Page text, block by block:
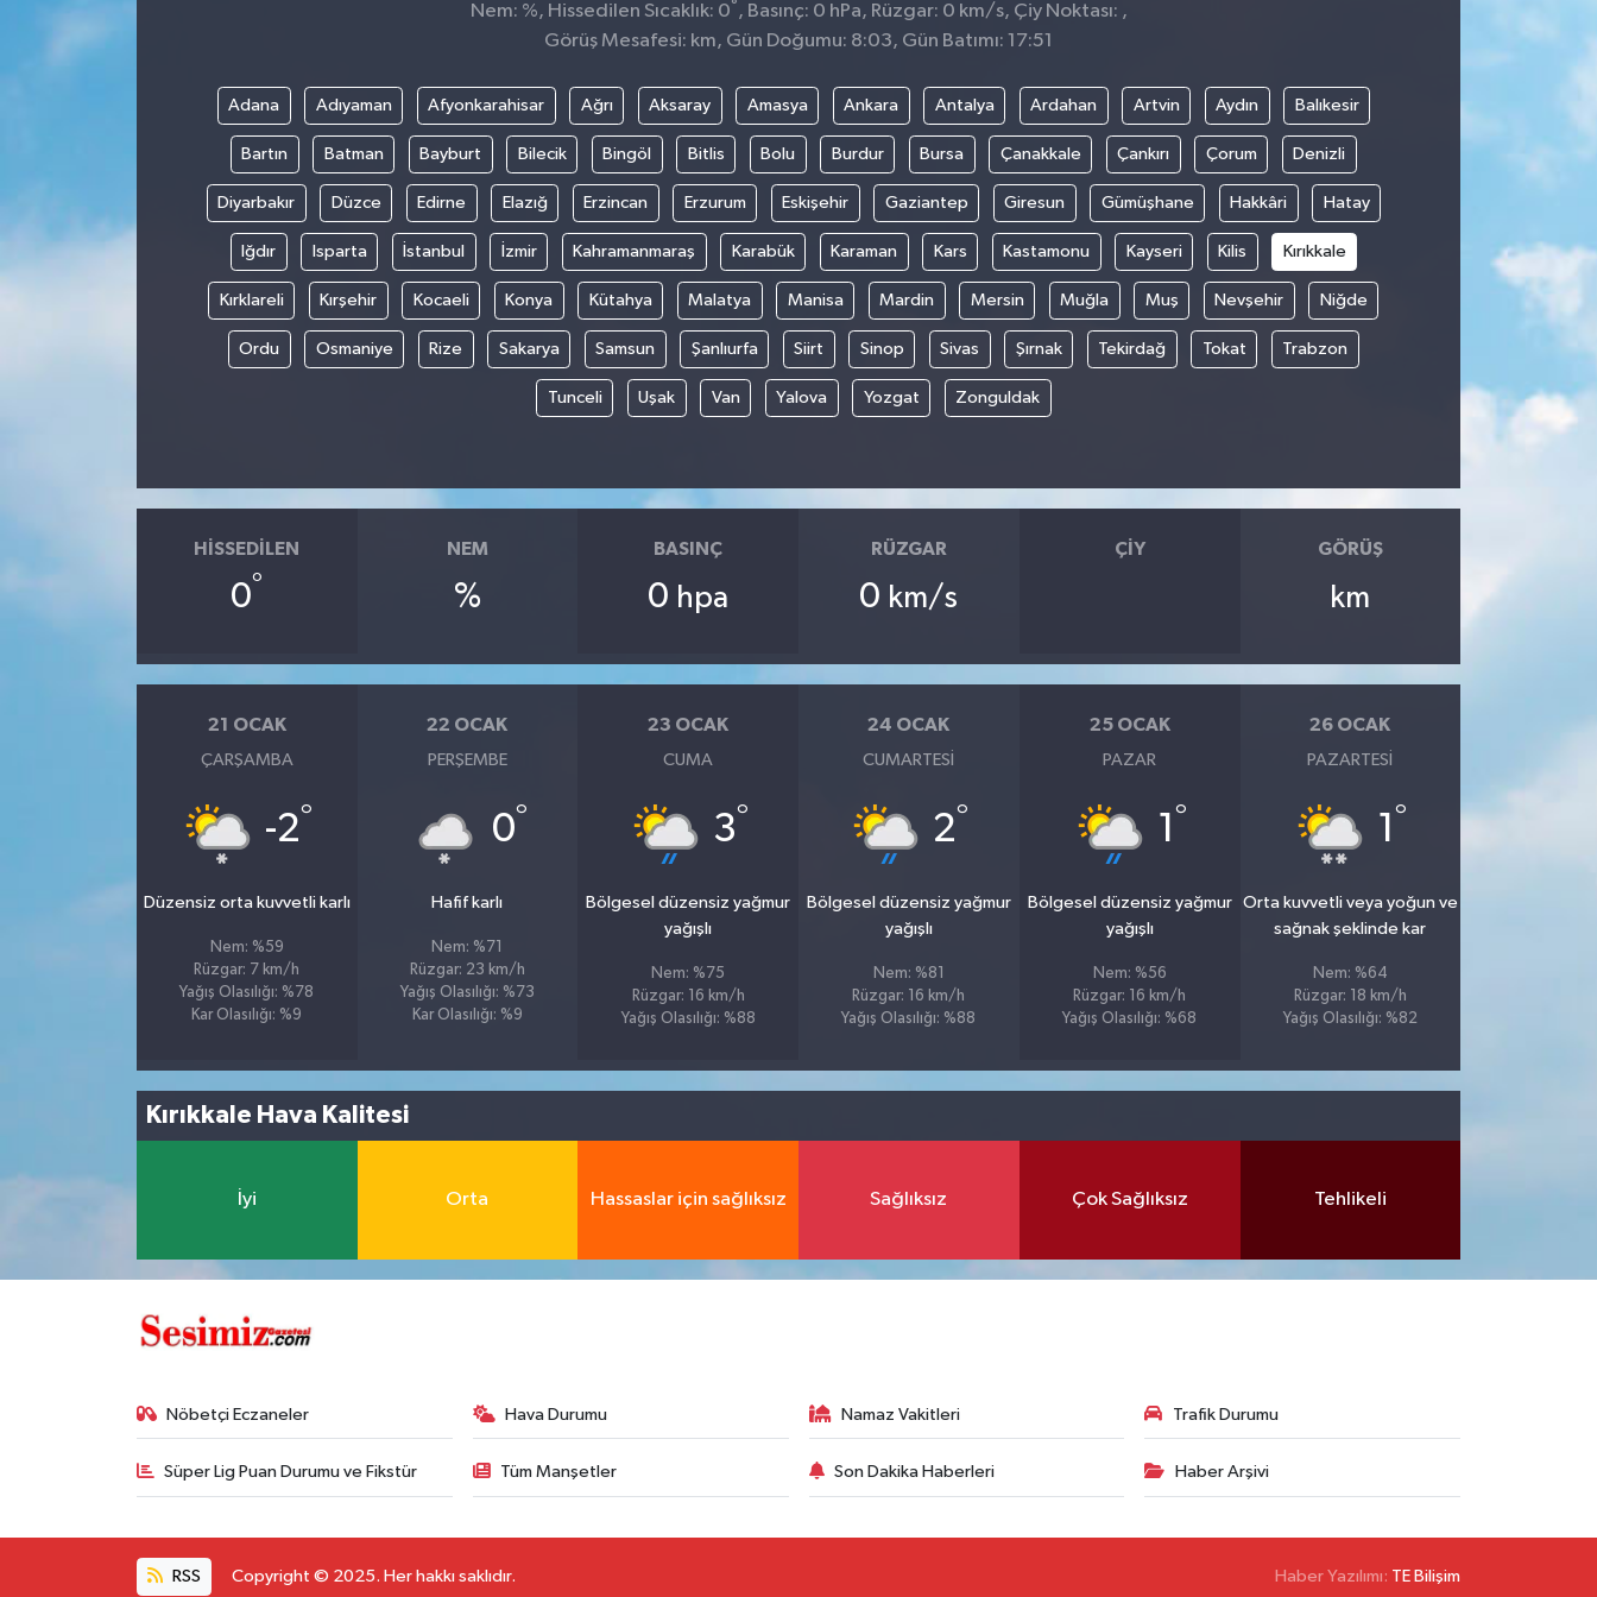
Nem: %, Hissedilen Sıcaklık: 0° , Basınç: 0 hPa, Rüzgar: 0 km/s, Çiy Noktası: ,
Görüş Mesafesi: km, Gün Doğumu: 8:03, Gün Batımı: 17:51
Adana Adıyaman Afyonkarahisar Ağrı Aksaray Amasya Ankara Antalya Ardahan Artvin Aydın Balıkesir
Bartın Batman Bayburt Bilecik Bingöl Bitlis Bolu Burdur Bursa Çanakkale Çankırı Çorum Denizli
Diyarbakır Düzce Edirne Elazığ Erzincan Erzurum Eskişehir Gaziantep Giresun Gümüşhane Hakkâri Hatay
Iğdır Isparta İstanbul İzmir Kahramanmaraş Karabük Karaman Kars Kastamonu Kayseri Kilis Kırıkkale
Kırklareli Kırşehir Kocaeli Konya Kütahya Malatya Manisa Mardin Mersin Muğla Muş Nevşehir Niğde
Ordu Osmaniye Rize Sakarya Samsun Şanlıurfa Siirt Sinop Sivas Şırnak Tekirdağ Tokat Trabzon
Tunceli Uşak Van Yalova Yozgat Zonguldak
HISSEDILEN
0°
NEM
%
BASINÇ
0 hpa
RÜZGAR
0 km/s
ÇIY GÖRÜŞ
km
21 OCAK
ÇARŞAMBA
-2°
Düzensiz orta kuvvetli karlı
Nem: %59
Rüzgar: 7 km/h
Yağış Olasılığı: %78
Kar Olasılığı: %9
22 OCAK
PERŞEMBE
0°
Hafif karlı
Nem: %71
Rüzgar: 23 km/h
Yağış Olasılığı: %73
Kar Olasılığı: %9
23 OCAK
CUMA
3°
Bölgesel düzensiz yağmur
yağışlı
Nem: %75
Rüzgar: 16 km/h
Yağış Olasılığı: %88
24 OCAK
CUMARTESI
2°
Bölgesel düzensiz yağmur
yağışlı
Nem: %81
Rüzgar: 16 km/h
Yağış Olasılığı: %88
25 OCAK
PAZAR
1 °
Bölgesel düzensiz yağmur
yağışlı
Nem: %56
Rüzgar: 16 km/h
Yağış Olasılığı: %68
26 OCAK
PAZARTESI
1 °
Orta kuvvetli veya yoğun ve
sağnak şeklinde kar
Nem: %64
Rüzgar: 18 km/h
Yağış Olasılığı: %82
Kırıkkale Hava Kalitesi
İyi Orta Hassaslar için sağlıksız Sağlıksız Çok Sağlıksız Tehlikeli
Nöbetçi Eczaneler Hava Durumu Namaz Vakitleri Trafik Durumu
Süper Lig Puan Durumu ve Fikstür Tüm Manşetler Son Dakika Haberleri Haber Arşivi
RSS Copyright © 2025. Her hakkı saklıdır. Haber Yazılımı: TE Bilişim
Yaşam